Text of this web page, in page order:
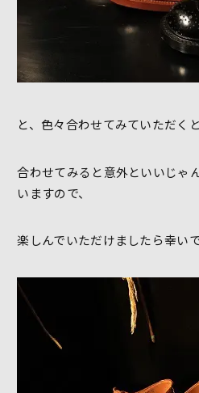
と、色々合わせてみていただく
合わせてみると意外といいじゃ
いますので、
楽しんでいただけましたら幸いで